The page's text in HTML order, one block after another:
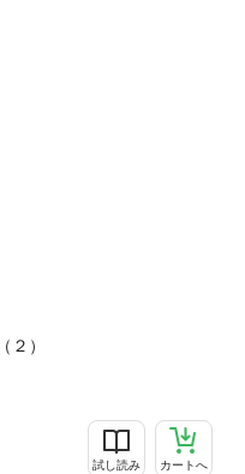
）
試し読み カートへ